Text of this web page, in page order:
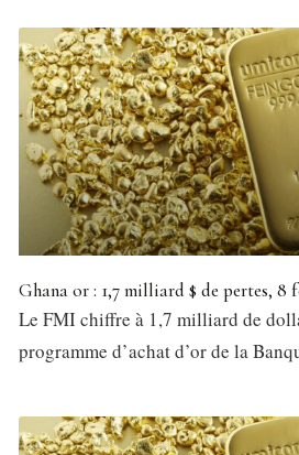
Ghana or : 1,7 milliard $ de pertes, 8
Le FMI chiffre à 1,7 milliard de
programme d’achat d’or de la